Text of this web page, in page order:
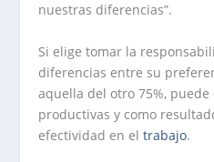
nuestras diferencias”.
Si elige tomar la
diferencias entre su
aquella del otro 75%,
productivas y como
efectividad en eltrabajo.